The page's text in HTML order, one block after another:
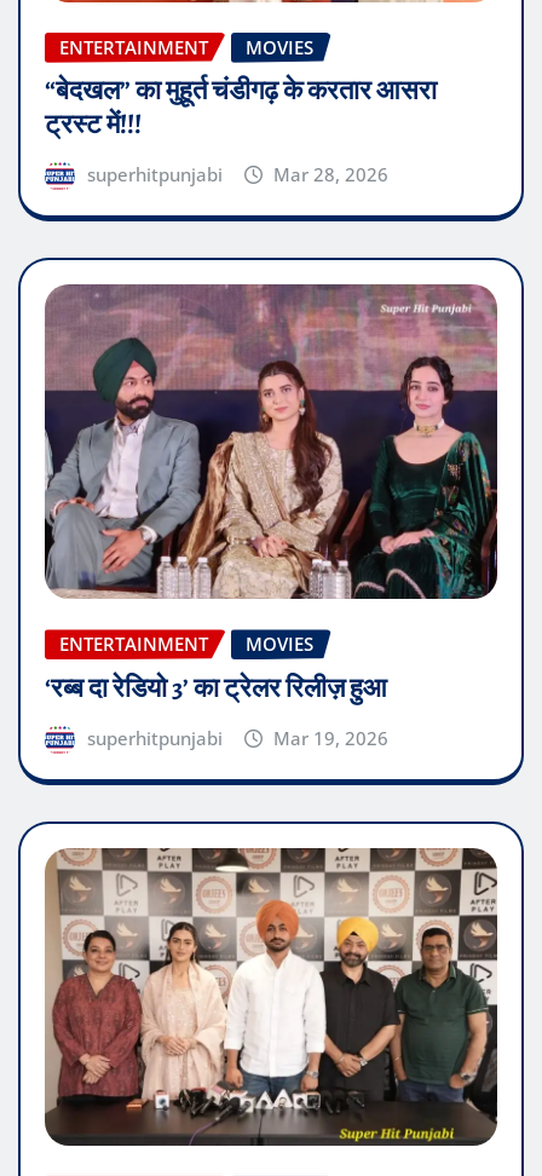
ENTERTAINMENT MOVIES
“बेदखल” का मुहूर्त चंडीगढ़ के करतार आसरा
ट्रस्ट में!!!
superhitpunjabi Mar 28, 2026
ENTERTAINMENT MOVIES
‘रब्ब दा रेडियो 3’ का ट्रेलर रिलीज़ हुआ
superhitpunjabi Mar 19, 2026